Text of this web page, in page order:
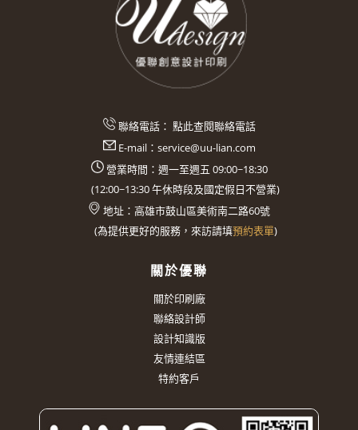
聯絡電話： 點此查閱聯絡電話
E-mail： service@uu-lian.com
營業時間：週一至週五 09:00~18:30
(12:00~13:30午休時段及國定假日不營業)
地址： 高雄市鼓山區美術南二路60號
(為提供更好的服務，來訪請填預約表單)
關於優聯
關於印刷廠
聯絡設計師
設計知識版
友情連結區
特約客戶